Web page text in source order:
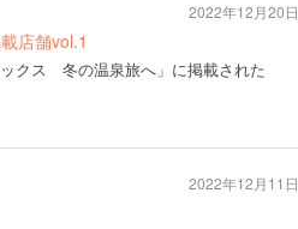
店舗vol.1
クス 冬の温泉旅へ」に掲載された
2022年12月20日
2022年12月11日